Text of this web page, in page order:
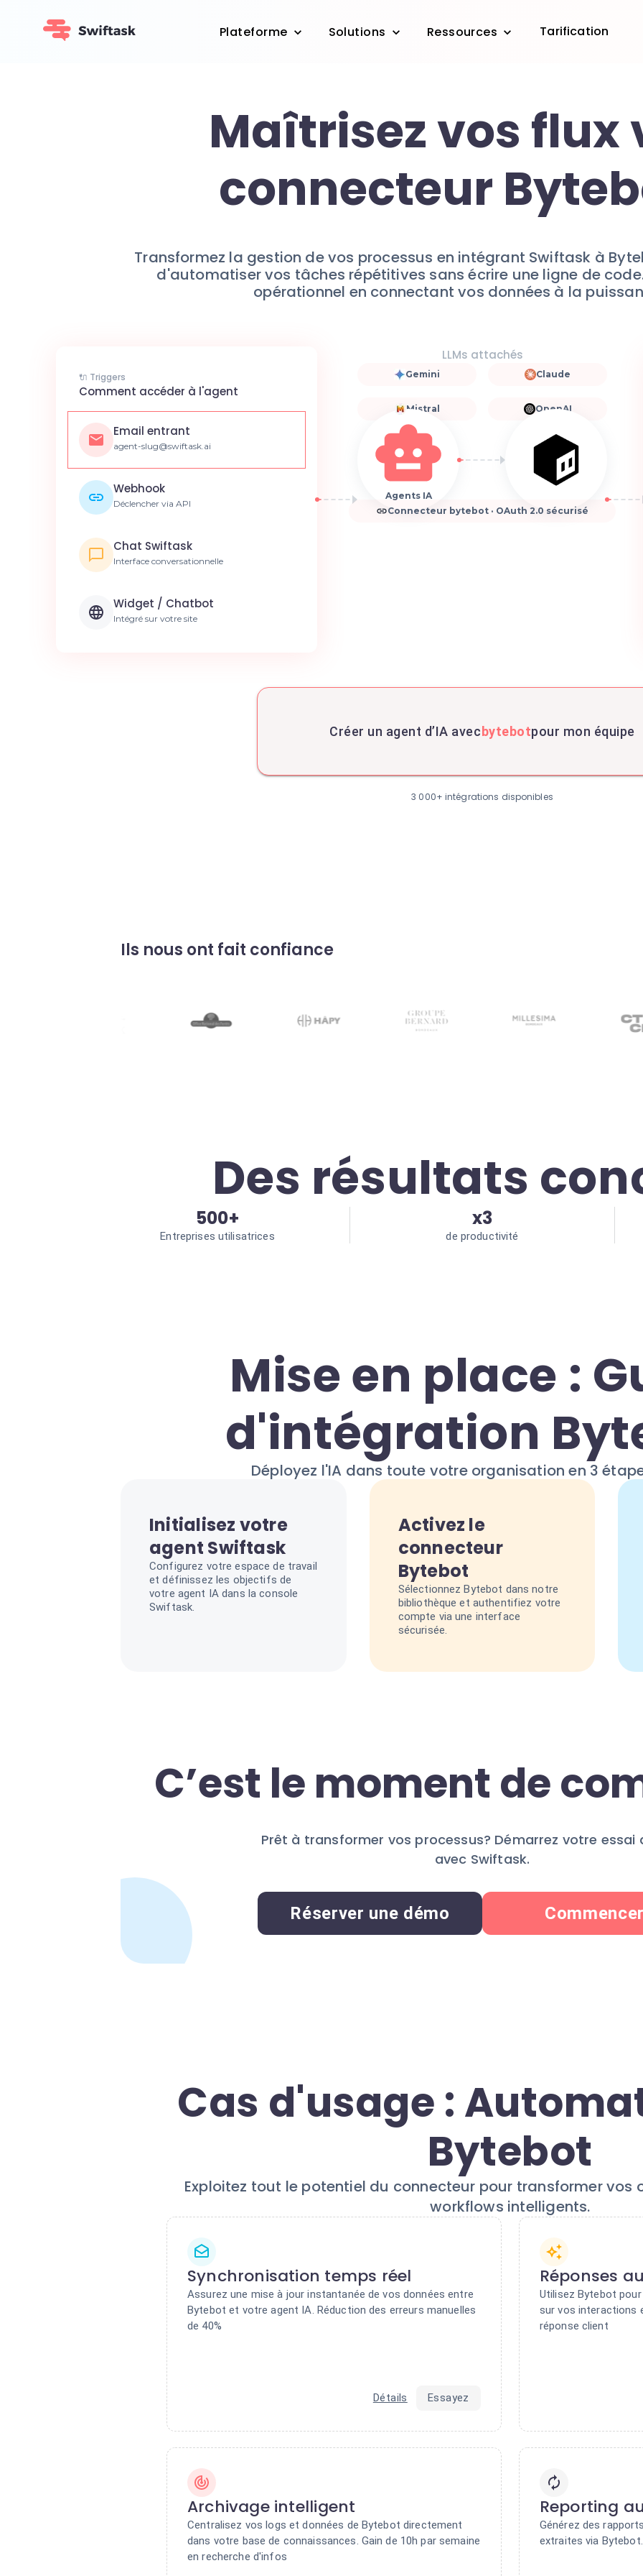
Plateforme Solutions Ressources Tarification
Maîtrisez vos flux
connecteur
Transformez la gestion de vos processus en intégrant Swiftask à
d'automatiser vos tâches répétitives sans écrire une ligne de
opérationnel en connectant vos données à la
🔌 Triggers
Comment accéder à l'agent
Email entrant
agent-slug@swiftask.ai
Webhook
Déclencher via API
Chat Swiftask
Interface conversationnelle
Widget / Chatbot
Intégré sur votre site
LLMs attachés
Gemini Claude
Mistral OpenAI
Agents IA
Connecteur bytebot · OAuth 2.0 sécurisé
Créer un agent d’IA avecbytebotpour mon équipe
3 000+ intégrations disponibles
Ils nous ont fait confiance
Des résultats
500+
Entreprises utilisatrices
x3
de productivité
Mise en place :
d'intégration
Déployez l'IA dans toute votre organisation en 3
Initialisez votre
agent Swiftask
Configurez votre espace de travail
et définissez les objectifs de
votre agent IA dans la console
Swiftask.
Activez le
connecteur
Bytebot
Sélectionnez Bytebot dans notre
bibliothèque et authentifiez votre
compte via une interface
sécurisée.
C’est le moment de
Prêt à transformer vos processus? Démarrez votre essai
avec Swiftask.
Réserver une démo Commencer
Cas d'usage :
Bytebot
Exploitez tout le potentiel du connecteur pour transformer vos
workflows intelligents.
Synchronisation temps réel
Assurez une mise à jour instantanée de vos données entre
Bytebot et votre agent IA. Réduction des erreurs manuelles
de 40%
Détails Essayez
Réponses
Utilisez Bytebot
sur vos interactions
réponse client
Archivage intelligent
Centralisez vos logs et données de Bytebot directement
dans votre base de connaissances. Gain de 10h par semaine
en recherche d'infos
Reporting
Générez des
extraites via